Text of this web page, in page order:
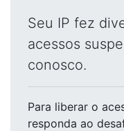
Seu IP fez
acessos
conosco.
Para liberar o
responda ao